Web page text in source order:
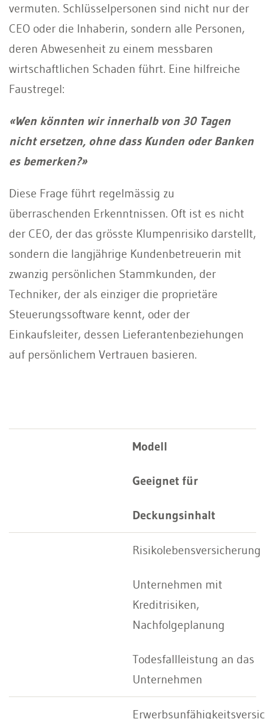
vermuten. Schlüsselpersonen sind nicht nur der
CEO oder die Inhaberin, sondern alle Personen,
deren Abwesenheit zu einem messbaren
wirtschaftlichen Schaden führt. Eine hilfreiche
Faustregel:
«Wen könnten wir innerhalb von 30 Tagen
nicht ersetzen, ohne dass Kunden oder Banken
es bemerken?»
Diese Frage führt regelmässig zu
überraschenden Erkenntnissen. Oft ist es nicht
der CEO, der das grösste Klumpenrisiko darstellt,
sondern die langjährige Kundenbetreuerin mit
zwanzig persönlichen Stammkunden, der
Techniker, der als einziger die proprietäre
Steuerungssoftware kennt, oder der
Einkaufsleiter, dessen Lieferantenbeziehungen
auf persönlichem Vertrauen basieren.
Modell
Geeignet für
Deckungsinhalt
Risikolebensversicherung
Unternehmen mit
Kreditrisiken,
Nachfolgeplanung
Todesfallleistung an das
Unternehmen